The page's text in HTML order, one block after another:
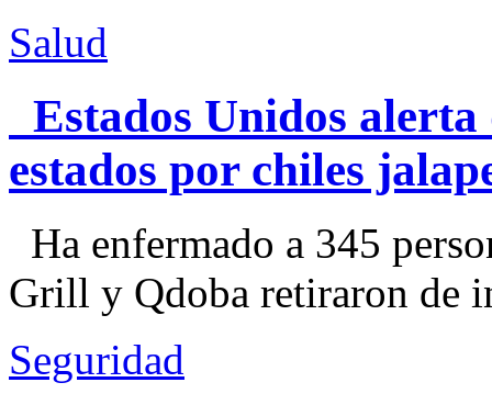
Salud
Estados Unidos alerta
estados por chiles
Ha enfermado a 345
Grill y Qdoba retiraron de
Seguridad